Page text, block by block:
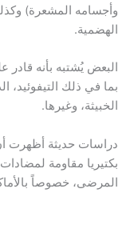
وأجسامه المشعرة)
الهضمية.
بما في ذلك التيفوئيد،
الخبيثة، وغيرها.
دراسات حديثة أظهرت
بكتيريا مقاومة
المرضى، خصوصاً